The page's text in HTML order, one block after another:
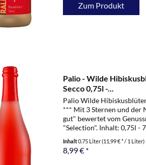
Zum Produkt
Palio - Wilde
Secco 0,75l -...
Palio Wilde
*** Mit 3 Sternen und der
gut" bewertet vom
"Selection". Inhalt: 0,75l -
vollreife Maracuja-Früchte
Meer voll exotischer...
Inhalt0.75 Liter(11,99 € * / 1 Liter)
8,99 € *